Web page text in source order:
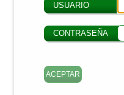
USUARIO
CONTRASEÑA